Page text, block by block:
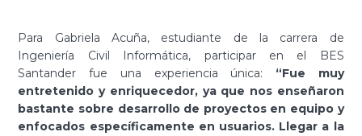
Para Gabriela Acuña, estudiante de la carrera de
Ingeniería Civil Informática, participar en el BES
Santander fue una experiencia única: “Fue muy
entretenido y enriquecedor, ya que nos enseñaron
bastante sobre desarrollo de proyectos en equipo y
enfocados específicamente en usuarios. Llegar a la